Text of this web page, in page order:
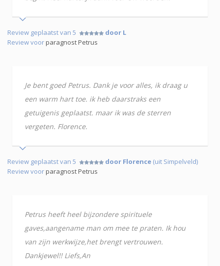
Review geplaatst van 5
door L
Review voorparagnost Petrus
Je bent goed Petrus. Dank je voor alles, ik draag u
een warm hart toe. ik heb daarstraks een
getuigenis geplaatst. maar ik was de sterren
vergeten. Florence.
Review geplaatst van 5 door Florence (uit Simpelveld)
Review voorparagnost Petrus
Petrus heeft heel bijzondere spirituele
gaves,aangename man om mee te praten. Ik hou
van zijn werkwijze,het brengt vertrouwen.
Dankjewel!! Liefs,An